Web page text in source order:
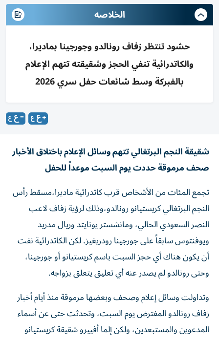
الخلاصه
حشود تنتظر زفاف رونالدو وجورجينا بماديرا،
والكاتدرائية تنفي الحجز وشقيقته تتهم الإعلام
بالفبركة وسط شائعات حفل سري 2026
شقيقة النجم البرتغالي تتهم وسائل الإعلام باختلاق الأخبار
صحف مرموقة حددت يوم السبت موعداً للحفل
تجمع المئات من الأشخاص قرب كاتدرائية ماديرا،مسقط رأس
النجم البرتغالي كريستيانو رونالدو،وذلك لرؤية زفاف لاعب
النصر السعودي الحالي، ومانشستر يونايتد وريال مدريد
ويوفنتوس سابقاً على جورجينا رودريغيز. لكن الكاتدرائية نفت
أن يكون هناك أي حجز السبت باسم كريستيانو أو جورجينا،
وحتى رونالدو لم يصدر عنه أي تعليق يتعلق بزواجه.
وتداولت وسائل إعلام وصحف وبعضها مرموقة منذ أيام أخبار
زفاف رونالدو المفترض يوم السبت، وتحدثت حتى عن أسماء
المدعوين والمستبعدين، ولكن إلما أفييرو شقيقة كريستيانو